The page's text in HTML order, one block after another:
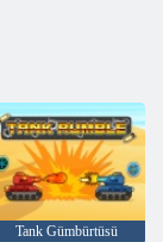
Tank Gümbürtüsü